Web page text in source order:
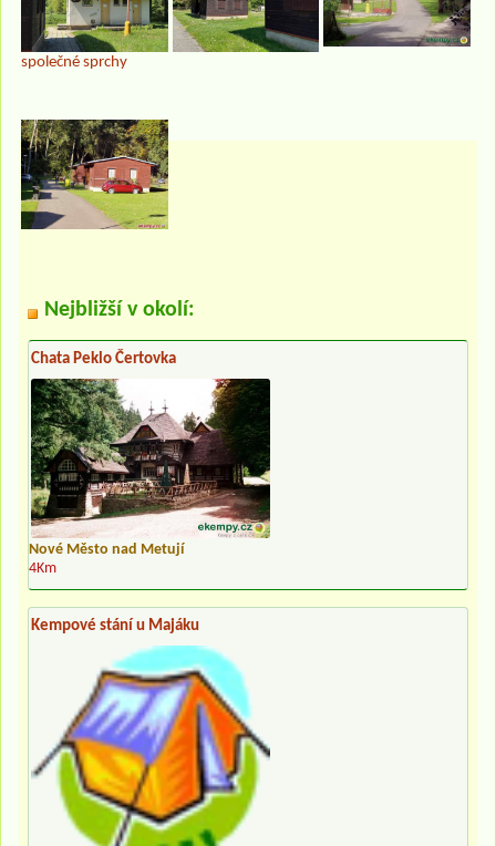
společné sprchy
Nejbližší v okolí:
Chata Peklo Čertovka
Nové Město nad Metují
4Km
Kempové stání u Majáku